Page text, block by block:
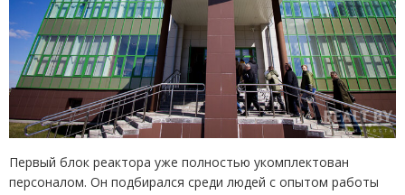
Первый блок реактора уже полностью укомплектован
персоналом. Он подбирался среди людей с опытом работы